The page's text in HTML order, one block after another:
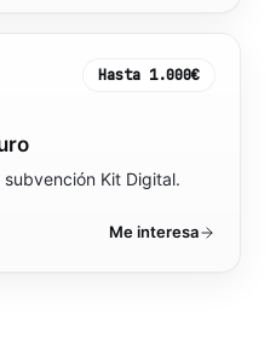
Hasta 1.000€
Kit Digital.
Me interesa